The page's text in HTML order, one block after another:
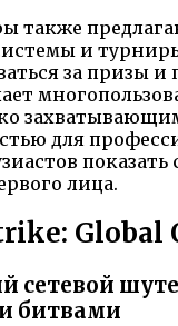
также
и
за призы и
для
показать
лица.
Global
сетевой
битвами